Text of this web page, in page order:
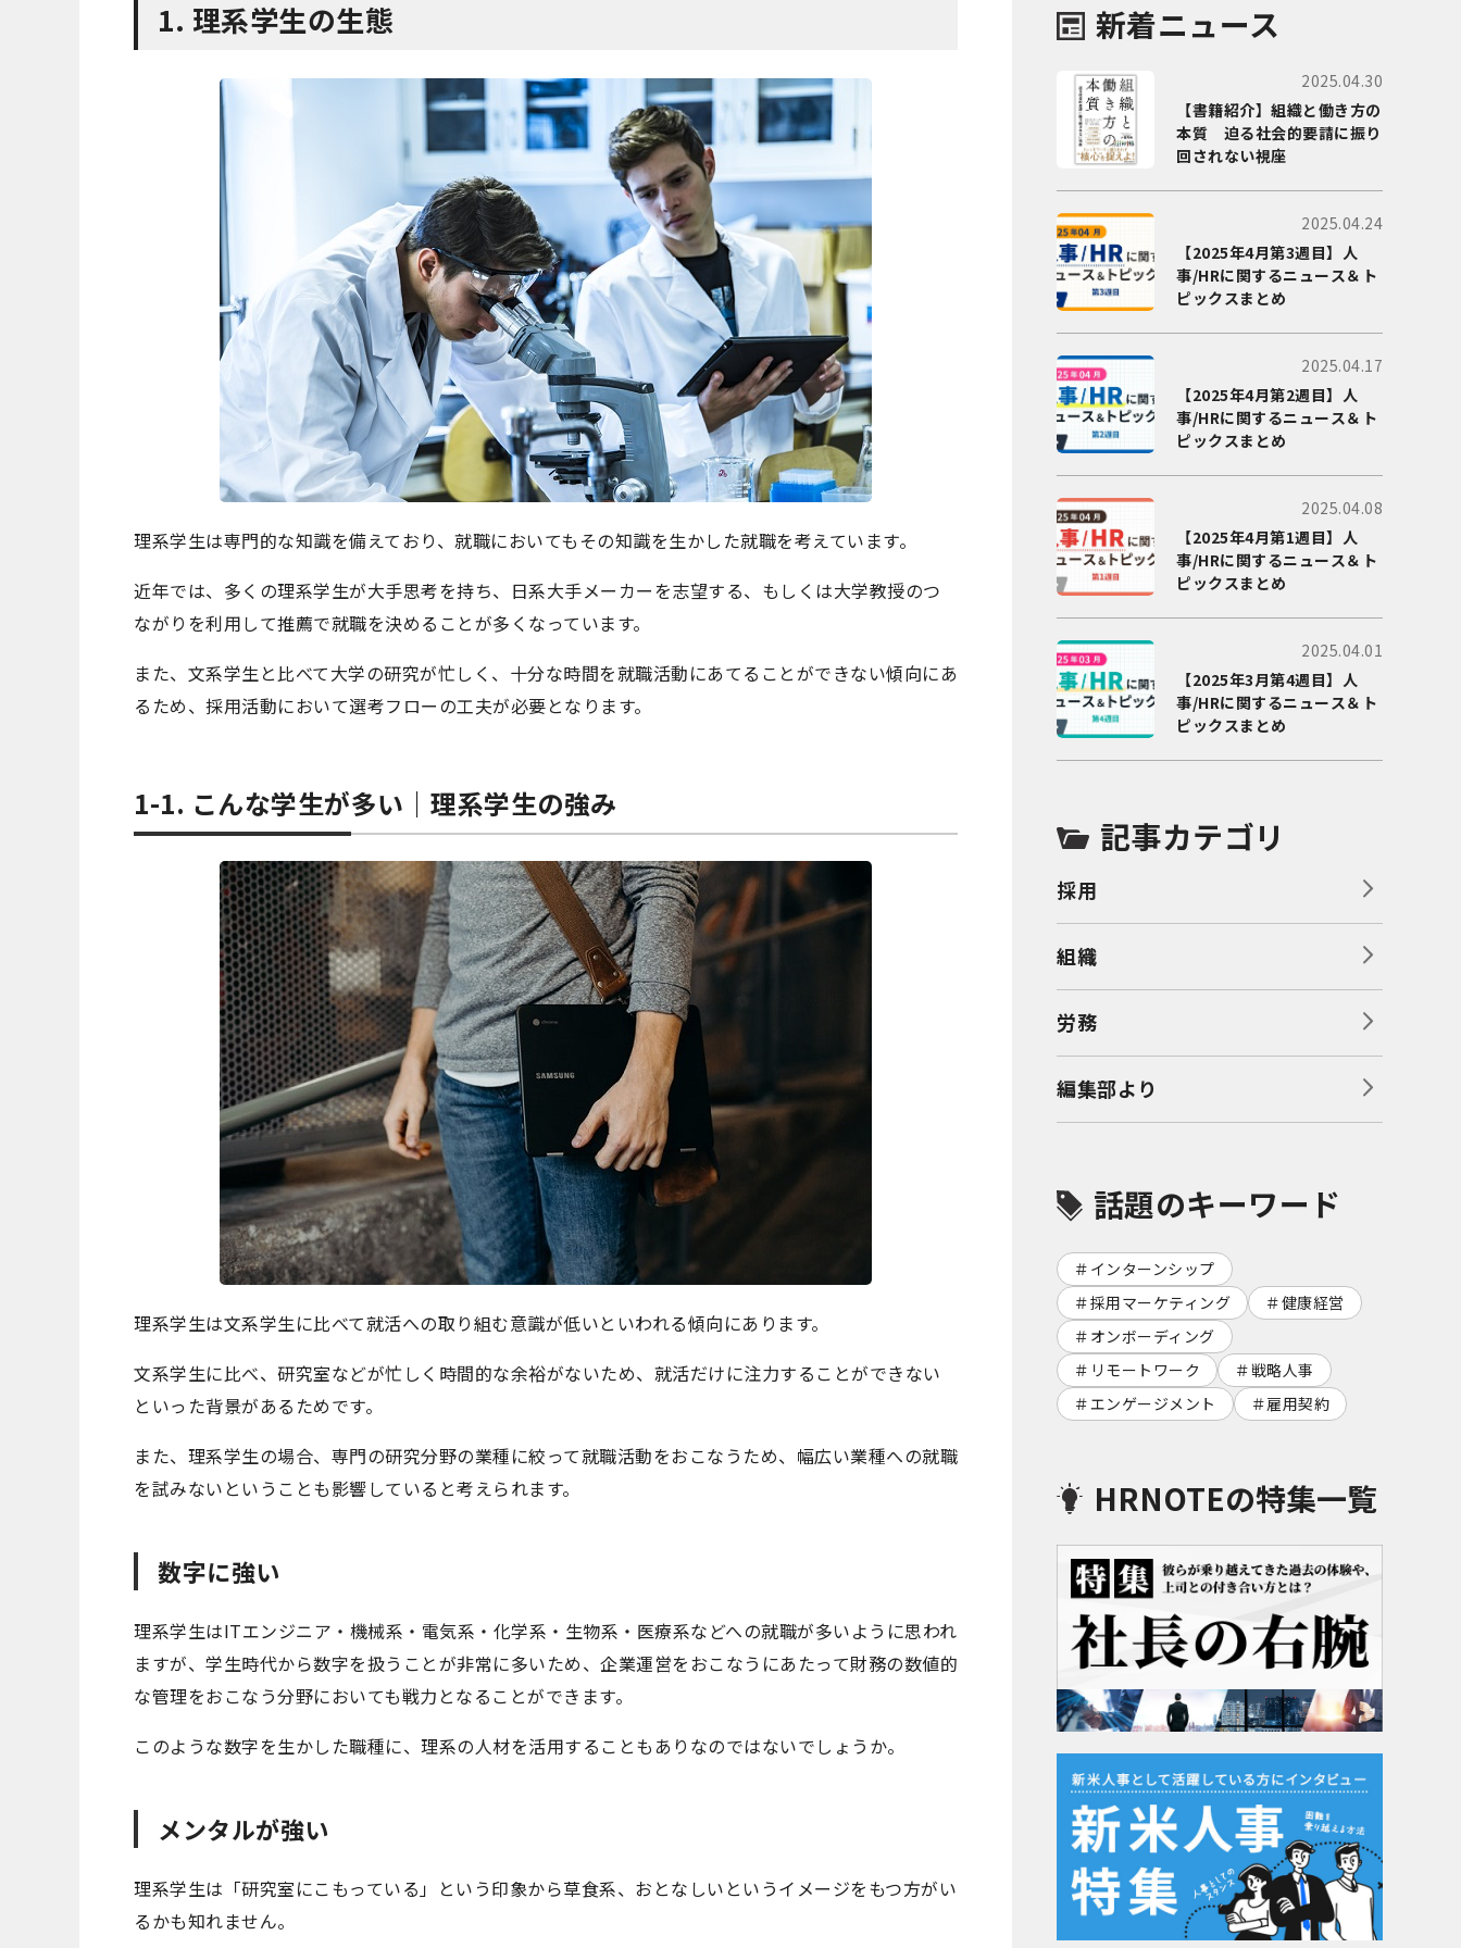
1. 理系学生の生態
理系学生は専門的な知識を備えており、就職においてもその知識を生かした就職を考えています。
近年では、多くの理系学生が大手思考を持ち、日系大手メーカーを志望する、もしくは大学教授のつ
ながりを利用して推薦で就職を決めることが多くなっています。
また、文系学生と比べて大学の研究が忙しく、十分な時間を就職活動にあてることができない傾向にあ
るため、採用活動において選考フローの工夫が必要となります。
1-1. こんな学生が多い｜理系学生の強み
理系学生は文系学生に比べて就活への取り組む意識が低いといわれる傾向にあります。
文系学生に比べ、研究室などが忙しく時間的な余裕がないため、就活だけに注力することができない
といった背景があるためです。
また、理系学生の場合、専門の研究分野の業種に絞って就職活動をおこなうため、幅広い業種への就職
を試みないということも影響していると考えられます。
数字に強い
理系学生はITエンジニア・機械系・電気系・化学系・生物系・医療系などへの就職が多いように思われ
ますが、学生時代から数字を扱うことが非常に多いため、企業運営をおこなうにあたって財務の数値的
な管理をおこなう分野においても戦力となることができます。
このような数字を生かした職種に、理系の人材を活用することもありなのではないでしょうか。
メンタルが強い
理系学生は「研究室にこもっている」という印象から草食系、おとなしいというイメージをもつ方がい
るかも知れません。
新着ニュース
2025.04.30
【書籍紹介】組織と働き方の
本質 迫る社会的要請に振り
回されない視座
2025.04.24
【2025年4月第3週目】人
事/HRに関するニュース＆ト
ピックスまとめ
2025.04.17
【2025年4月第2週目】人
事/HRに関するニュース＆ト
ピックスまとめ
2025.04.08
【2025年4月第1週目】人
事/HRに関するニュース＆ト
ピックスまとめ
2025.04.01
【2025年3月第4週目】人
事/HRに関するニュース＆ト
ピックスまとめ
記事カテゴリ
採用
組織
労務
編集部より
話題のキーワード
インターンシップ
採用マーケティング
健康経営
オンボーディング
リモートワーク
戦略人事
エンゲージメント
雇用契約
HRNOTEの特集一覧